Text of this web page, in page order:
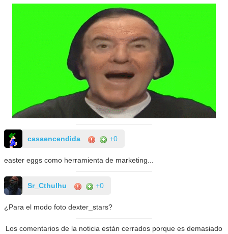
casaencendida +0
easter eggs como herramienta de marketing...
Sr_Cthulhu +0
¿Para el modo foto dexter_stars?
Los comentarios de la noticia están cerrados porque es demasiado